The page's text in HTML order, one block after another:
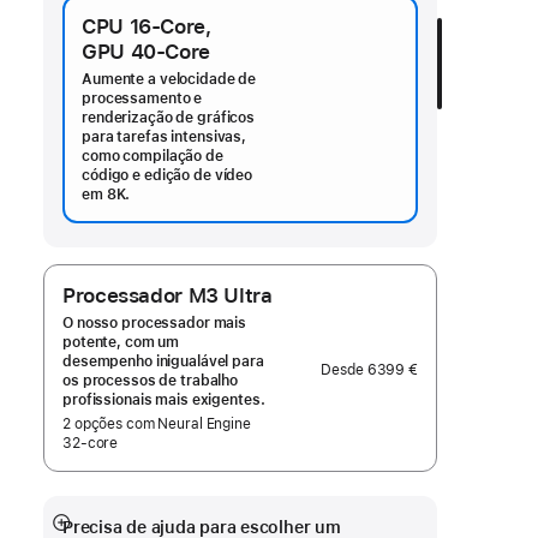
CPU 16-Core,
GPU 40‑Core
Aumente a velocidade de
processamento e
renderização de gráficos
para tarefas intensivas,
como compilação de
código e edição de vídeo
em 8K.
Processador M3 Ultra
O nosso processador mais
potente, com um
desempenho inigualável para
os processos de trabalho
profissionais mais exigentes.
2 opções com Neural Engine
32‑core
Desde 6399 €
Precisa de ajuda para escolher um